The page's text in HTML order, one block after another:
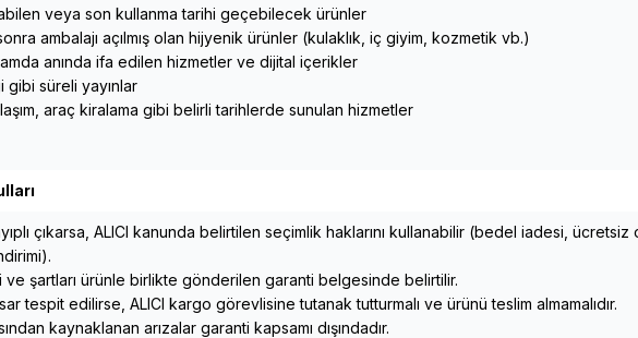
veya son kullanma tarihi geçebilecek ürünler
ambalajı açılmış olan hijyenik ürünler (kulaklık, iç giyim, kozmetik vb.)
anında ifa edilen hizmetler ve dijital içerikler
gibi süreli yayınlar
araç kiralama gibi belirli tarihlerde sunulan hizmetler
çıkarsa, ALICI kanunda belirtilen seçimlik haklarını kullanabilir (bedel iadesi, ücretsiz
ve şartları ürünle birlikte gönderilen garanti belgesinde belirtilir.
tespit edilirse, ALICI kargo görevlisine tutanak tutturmalı ve ürünü teslim almamalıdır.
kaynaklanan arızalar garanti kapsamı dışındadır.